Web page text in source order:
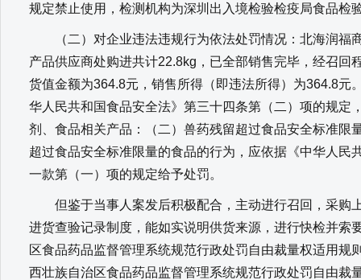
规定禁止使用，检测机构为深圳出入境检验检疫局食品检
（二）对企业违法违规行为依法处罚情况：北海润福
产品供应商处购进共计22.8kg，已全部销售完毕，经召回
货值金额为364.8元，销售所得（即违法所得）为364.8元
华人民共和国食品安全法》第三十四条第（二）项的规定
剂、食品相关产品：（二）兽药残留超过食品安全标准限
超过食品安全标准限量的食品的行为，应依据《中华人民
一款第（一）项的规定给予处罚。
但鉴于当事人案发后积极配合，主动进行召回，采购
进货查验记录制度，能如实说明供货来源，进行快检并索
区食品药品监督管理系统规范行政处罚自由裁量权适用规
西壮族自治区食品药品监督管理系统规范行政处罚自由裁